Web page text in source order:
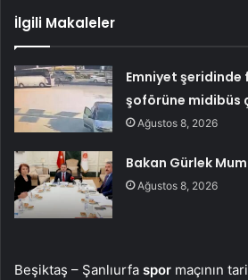
İlgili Makaleler
Emniyet şeridinde
şoförüne midibüs
Ağustos 8, 2026
Bakan Gürlek
Ağustos 8, 2026
Beşiktaş – Şanlıurfa spor maçının